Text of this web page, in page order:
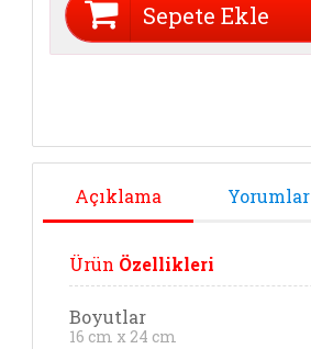
Sepete Ekle
Açıklama Yorumlar
Ürün Özellikleri
Boyutlar
16 cm x 24 cm